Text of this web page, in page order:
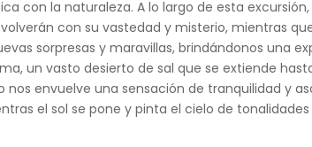
con la naturaleza. A lo largo de esta
con su vastedad y misterio, mientras
sorpresas y maravillas, brindándonos una
un vasto desierto de sal que se extiende
envuelve una sensación de tranquilidad y
el sol se pone y pinta el cielo de tonalidades